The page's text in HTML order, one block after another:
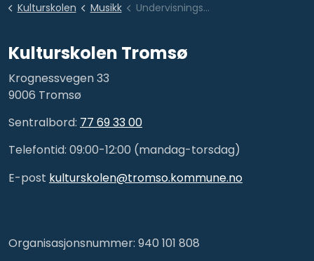
Kulturskolen Musikk Undervisningstilbud
Kulturskolen Tromsø
Krognessvegen 33
9006 Tromsø
Sentralbord: 77 69 33 00
Telefontid: 09:00-12:00 (mandag-torsdag)
E-post kulturskolen@tromso.kommune.no
Organisasjonsnummer: 940 101 808